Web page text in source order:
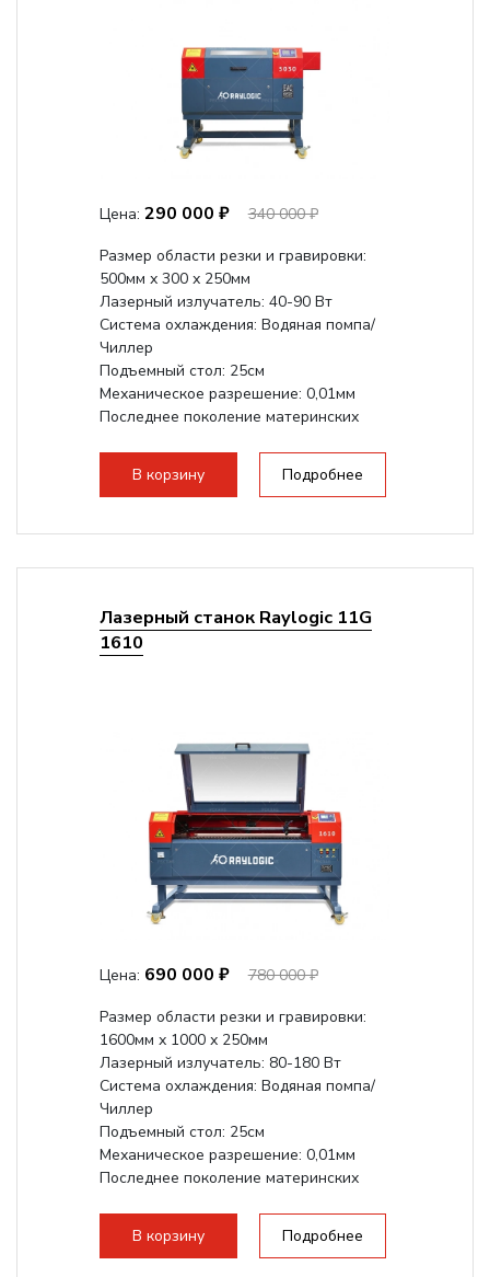
Цена: 290 000 ₽
340 000 ₽
Размер области резки и гравировки:
500мм х 300 х 250мм
Лазерный излучатель: 40-90 Вт
Система охлаждения: Водяная помпа/
Чиллер
Подъемный стол: 25см
Механическое разрешение: 0,01мм
Последнее поколение материнских
В корзину Подробнее
Лазерный станок Raylogic 11G
1610
Цена: 690 000 ₽
780 000 ₽
Размер области резки и гравировки:
1600мм х 1000 х 250мм
Лазерный излучатель: 80-180 Вт
Система охлаждения: Водяная помпа/
Чиллер
Подъемный стол: 25см
Механическое разрешение: 0,01мм
Последнее поколение материнских
В корзину Подробнее